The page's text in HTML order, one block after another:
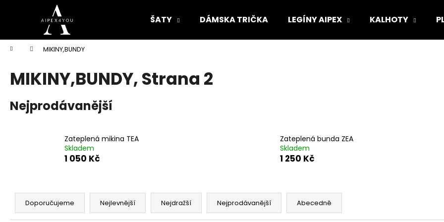
ŠATY DÁMSKA TRIČKA LEGÍNY AIPEX KALHOTY
Domů MIKINY,BUNDY
MIKINY,BUNDY, Strana 2
Nejprodávanější
Zateplená mikina TEA
Skladem
1 050 Kč
Zateplená bunda ZEA
Skladem
1 250 Kč
Ř
z
Doporučujeme Nejlevnější Nejdražší Nejprodávanější Abecedně
í
Zpět
do
obchodu
Zpět
do
obchodu
Doporučujeme